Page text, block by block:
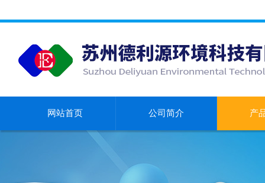
网站首页 公司简介 产